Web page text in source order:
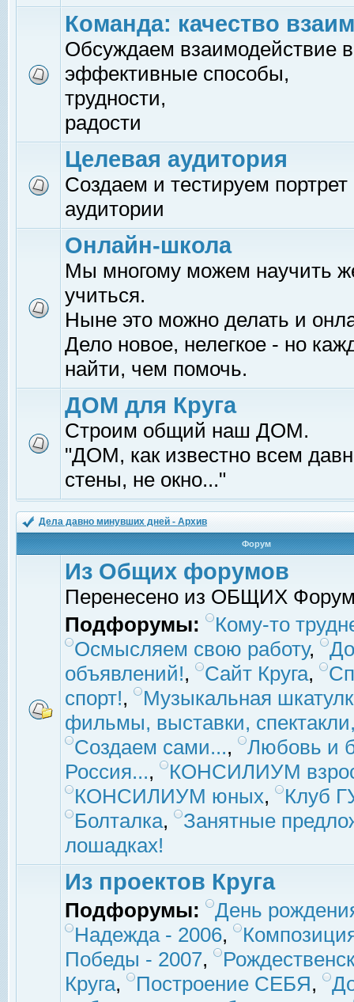
Команда: качество
Обсуждаем взаимодействие
эффективные способы,
трудности,
радости
Целевая аудитория
Создаем и тестируем
аудитории
Онлайн-школа
Мы многому можем научить
учиться.
Ныне это можно делать и
Дело новое, нелегкое - но
найти, чем помочь.
ДОМ для Круга
Строим общий наш ДОМ.
"ДОМ, как известно всем
стены, не окно..."
Дела давно минувших дней - Архив
Форум
Из Общих форумов
Перенесено из ОБЩИХ
Подфорумы:
Кому-то
Осмысляем свою работу,
объявлений!, Сайт Круга,
спорт!,
Музыкальная
фильмы, выставки,
Создаем сами...,
Любовь и
Россия...,
КОНСИЛИУМ
КОНСИЛИУМ юных,
Клуб
Болталка,
Занятные
лошадках!
Из проектов Круга
Подфорумы:
День
Надежда - 2006,
Победы - 2007,
Круга, Построение СЕБЯ,